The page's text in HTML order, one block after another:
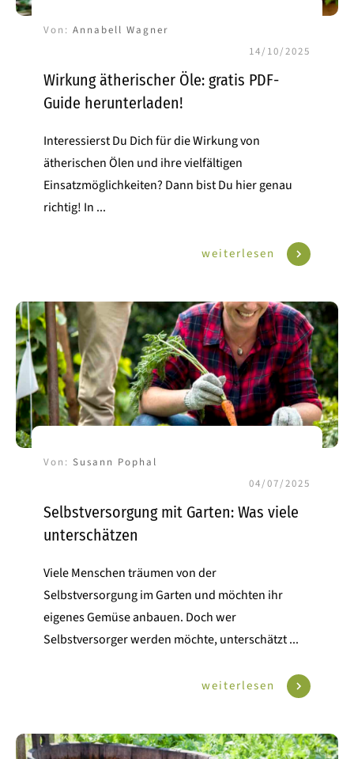
Von:Annabell Wagner
14/10/2025
Wirkung ätherischer Öle: gratis PDF-
Guide herunterladen!
Interessierst Du Dich für die Wirkung von
ätherischen Ölen und ihre vielfältigen
Einsatzmöglichkeiten? Dann bist Du hier genau
richtig! In ...
weiterlesen
Von:Susann Pophal
04/07/2025
Selbstversorgung mit Garten: Was viele
unterschätzen
Viele Menschen träumen von der
Selbstversorgung im Garten und möchten ihr
eigenes Gemüse anbauen. Doch wer
Selbstversorger werden möchte, unterschätzt...
weiterlesen